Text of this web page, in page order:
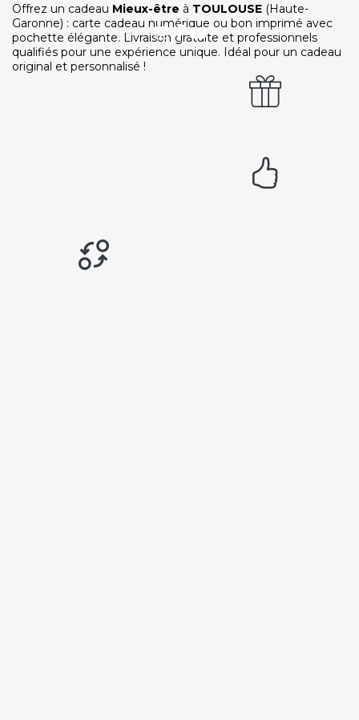
Offrez un cadeau Mieux-être à TOULOUSE (Haute-
Garonne) : carte cadeau numérique ou bon imprimé avec
pochette élégante. Livraison gratuite et professionnels
qualifiés pour une expérience unique. Idéal pour un cadeau
original et personnalisé !
Ouvrir une agence LeBienEtre.fr